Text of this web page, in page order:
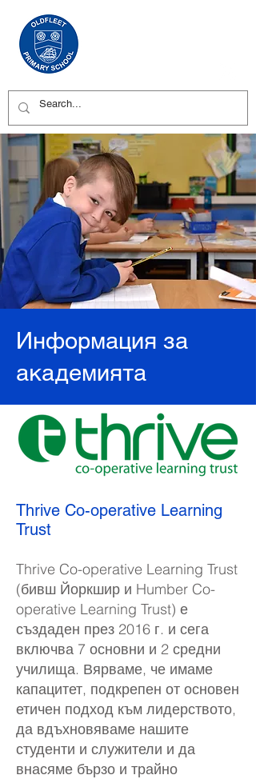
Информация за
академията
Thrive Co-operative Learning
Trust
Thrive Co-operative Learning Trust
(бивш Йоркшир и Humber Co-
operative Learning Trust) е
създаден през 2016 г. и сега
включва 7 основни и 2 средни
училища. Вярваме, че имаме
капацитет, подкрепен от основен
етичен подход към лидерството,
да вдъхновяваме нашите
студенти и служители и да
внасяме бързо и трайно